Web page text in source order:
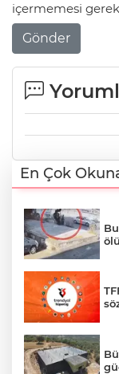
içermemesi
Gönder
En Çok